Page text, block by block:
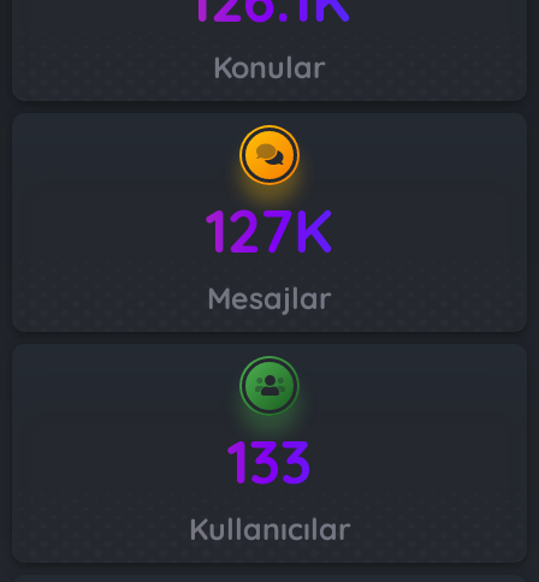
Konular
127K
Mesajlar
133
Kullanıcılar